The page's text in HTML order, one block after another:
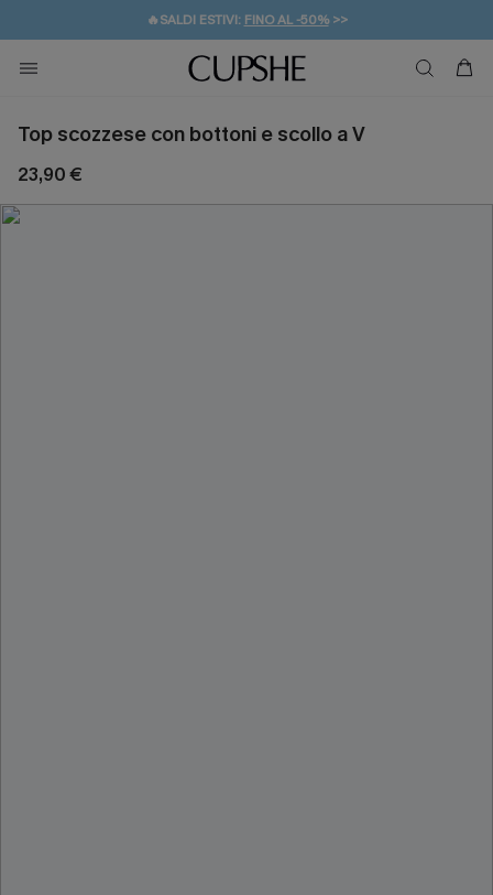
🔥SALDI ESTIVI: FINO AL -50%>>
🚚SPEDIZIONE GRATUITA DA 49€
💌REGALO PER I NUOVI: 20% DI SCONTO*
Top scozzese con bottoni e scollo a V
23,90 €